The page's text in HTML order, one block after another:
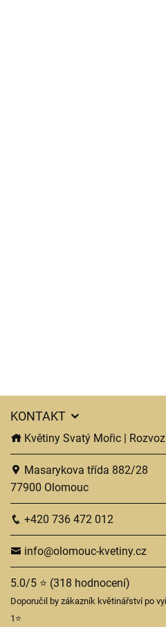
KONTAKT
Květiny Svatý Mořic |
Masarykova třída 882/28
77900 Olomouc
+420 736 472 012
info@olomouc-kvetiny.cz
5.0/5 ⭐ (318 hodnocení)
Doporučil by zákazník květinářství po
1⭐